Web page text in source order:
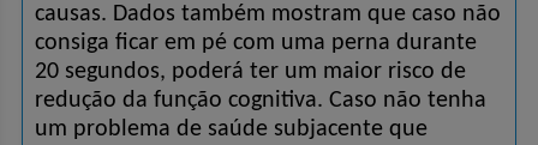
causas. Dados também mostram que caso não
consiga ficar em pé com uma perna durante
20 segundos, poderá ter um maior risco de
redução da função cognitiva. Caso não tenha
um problema de saúde subjacente que